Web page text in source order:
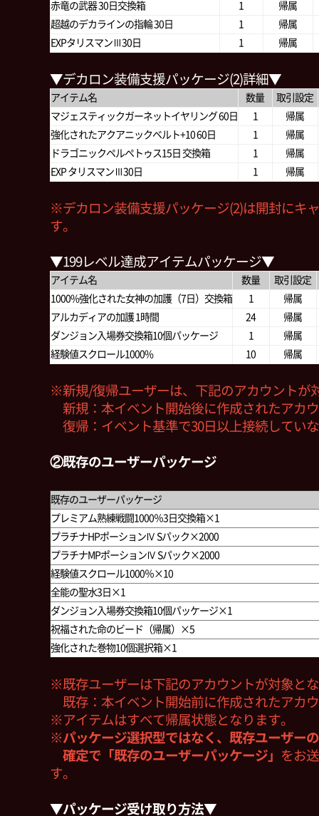
赤竜の武器 30日交換箱
1
帰属
超越のデカラインの指輪 30日
1
帰属
EXPタリスマンⅢ30日
1 帰属
▼デカロン装備支援パッケージ(2)詳細▼
アイテム名 数量
取引設定
マジェスティックガーネットイヤリング 60日
1
帰属
強化されたアクアニックベルト+10 60日
1
帰属
ドラゴニックペルペトゥス15日 交換箱
1
帰属
EXP タリスマンⅢ30日
1 帰属
※デカロン装備支援パッケージ(2)は開封にキ
す。
▼199レベル達成アイテムパッケージ▼
アイテム名 数量
取引設定
1000%強化された女神の加護（7日）交換箱
1
帰属
アルカディアの加護 1時間
24
帰属
ダンジョン入場券交換箱10個パッケージ
1
帰属
経験値スクロール1000%
10 帰属
※新規/復帰ユーザーは、下記のアカウントが
新規：本イベント開始後に作成されたアカ
復帰：イベント基準で30日以上接続してい
②既存のユーザーパッケージ
既存のユーザーパッケージ
プレミアム熟練戦闘1000％3日交換箱×1
プラチナHPポーションⅣ Sパック×2000
プラチナMPポーションⅣ Sパック×2000
経験値スクロール1000％×10
全能の聖水3日×1
ダンジョン入場券交換箱10個パッケージ×1
祝福された命のビード（帰属）×5
強化された巻物10個選択箱×1
※既存ユーザーは下記のアカウントが対象と
既存：本イベント開始前に作成されたアカ
※アイテムはすべて帰属状態となります。
※パッケージ選択型ではなく、既存ユーザー
確定で「既存のユーザーパッケージ」
をお
す。
▼パッケージ受け取り方法▼